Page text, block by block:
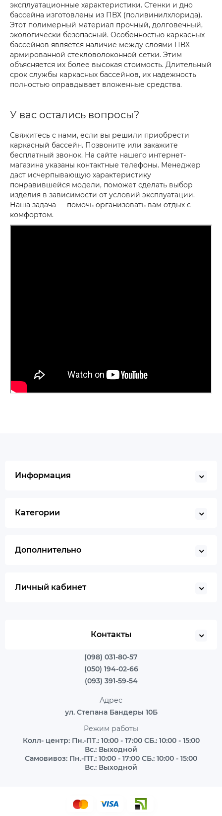
эксплуатационные характеристики. Стенки и дно
бассейна изготовлены из ПВХ (поливинилхлорида).
Этот полимерный материал прочный, долговечный,
экологически безопасный. Особенностью каркасных
бассейнов является наличие между слоями ПВХ
армированной стекловолоконной сетки. Этим
объясняется их более высокая стоимость. Длительный
срок службы каркасных бассейнов, их надежность
полностью оправдывает вложенные средства.
У вас остались вопросы?
Свяжитесь с нами, если вы решили приобрести
каркасный бассейн. Позвоните или закажите
бесплатный звонок. На сайте нашего интернет-
магазина указаны контактные телефоны. Менеджер
даст исчерпывающую характеристику
понравившейся модели, поможет сделать выбор
изделия в зависимости от условий эксплуатации.
Наша задача — помочь организовать вам отдых с
комфортом.
Информация
Категории
Дополнительно
Личный кабинет
Контакты
(098) 031-80-57
(050) 194-02-66
(093) 391-59-54
Адрес
ул. Степана Бандеры 10Б
Режим работы
Колл- центр: Пн.-ПТ.: 10:00 - 17:00 СБ.: 10:00 - 15:00
Вс.: Выходной
Самовивоз: Пн.-ПТ.: 10:00 - 17:00 СБ.: 10:00 - 15:00
Вс.: Выходной